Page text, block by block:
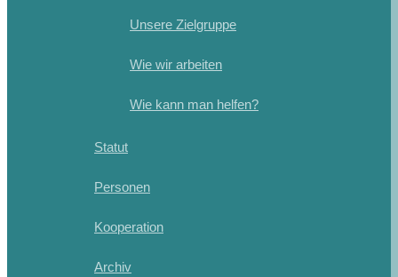
Unsere Zielgruppe
Wie wir arbeiten
Wie kann man helfen?
Statut
Personen
Kooperation
Archiv